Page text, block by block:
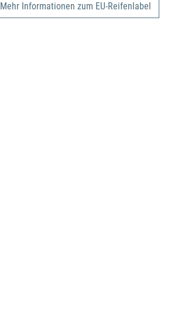
Mehr Informationen zum EU-Reifenlabel